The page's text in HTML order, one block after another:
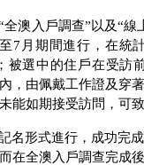
全澳入戶調查”以及“
7 月期間進行，在統
被選中的住戶在受訪
，由佩戴工作證及穿
能如期接受訪問，可
名形式進行，成功完
在全澳入戶調查完成